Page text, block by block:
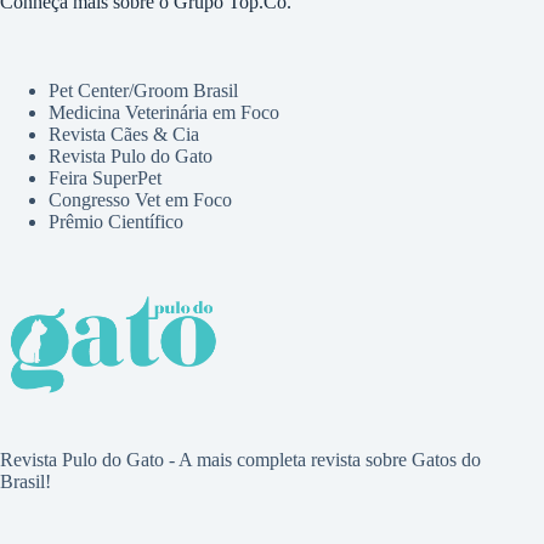
Pet Center/Groom Brasil
Medicina Veterinária em Foco
Revista Cães & Cia
Revista Pulo do Gato
Feira SuperPet
Congresso Vet em Foco
Prêmio Científico
Revista Pulo do Gato - A mais completa revista sobre Gatos do
Brasil!